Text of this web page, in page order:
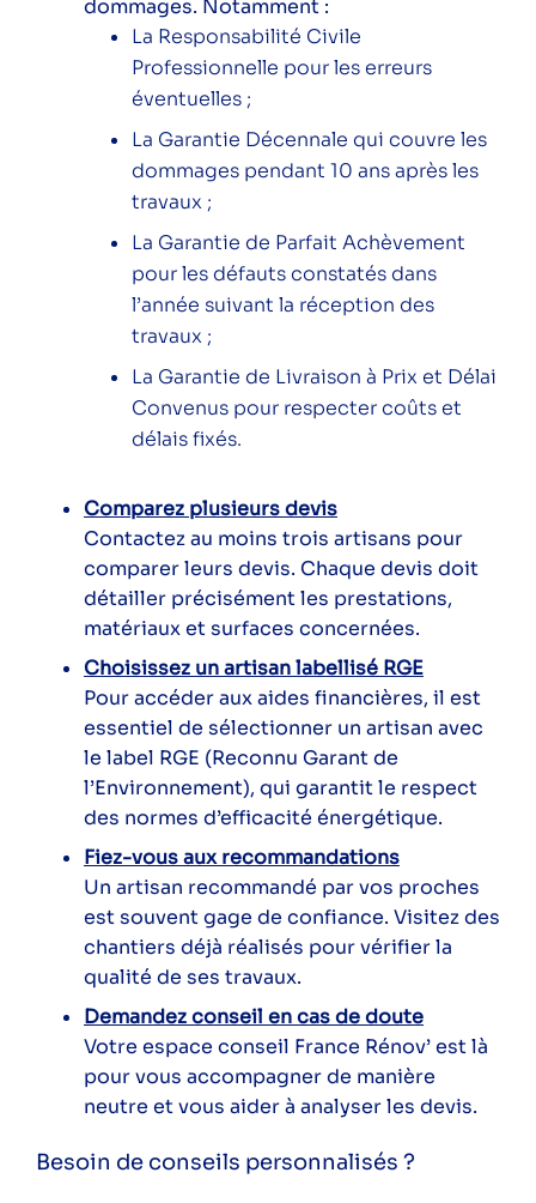
dommages. Notamment :
La Responsabilité Civile
Professionnelle pour les erreurs
éventuelles ;
La Garantie Décennale qui couvre les
dommages pendant 10 ans après les
travaux ;
La Garantie de Parfait Achèvement
pour les défauts constatés dans
l’année suivant la réception des
travaux ;
La Garantie de Livraison à Prix et Délai
Convenus pour respecter coûts et
délais fixés.
Comparez plusieurs devis
Contactez au moins trois artisans pour
comparer leurs devis. Chaque devis doit
détailler précisément les prestations,
matériaux et surfaces concernées.
Choisissez un artisan labellisé RGE
Pour accéder aux aides financières, il est
essentiel de sélectionner un artisan avec
le label RGE (Reconnu Garant de
l’Environnement), qui garantit le respect
des normes d’efficacité énergétique.
Fiez-vous aux recommandations
Un artisan recommandé par vos proches
est souvent gage de confiance. Visitez des
chantiers déjà réalisés pour vérifier la
qualité de ses travaux.
Demandez conseil en cas de doute
Votre espace conseil France Rénov’ est là
pour vous accompagner de manière
neutre et vous aider à analyser les devis.
Besoin de conseils personnalisés ?